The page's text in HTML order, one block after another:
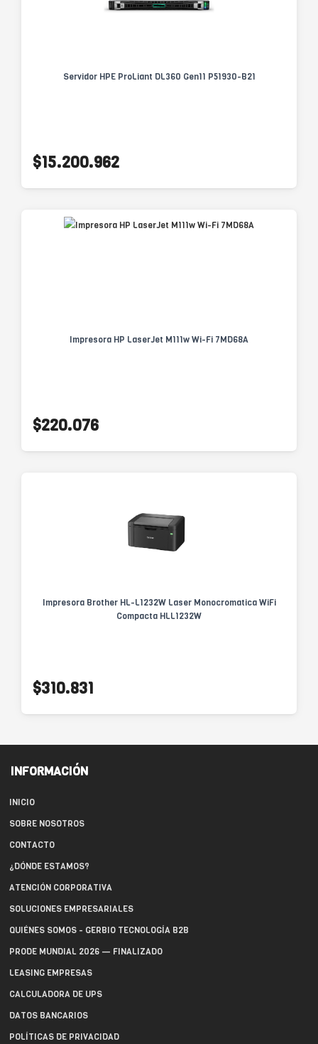
Servidor HPE ProLiant DL360 Gen11 P51930-B21
$15.200.962
Impresora HP LaserJet M111w Wi-Fi 7MD68A
$220.076
Impresora Brother HL-L1232W Laser Monocromatica WiFi
Compacta HLL1232W
$310.831
INFORMACIÓN
INICIO
SOBRE NOSOTROS
CONTACTO
¿DÓNDE ESTAMOS?
ATENCIÓN CORPORATIVA
SOLUCIONES EMPRESARIALES
QUIÉNES SOMOS - GERBIO TECNOLOGÍA B2B
PRODE MUNDIAL 2026 — FINALIZADO
LEASING EMPRESAS
CALCULADORA DE UPS
DATOS BANCARIOS
POLÍTICAS DE PRIVACIDAD